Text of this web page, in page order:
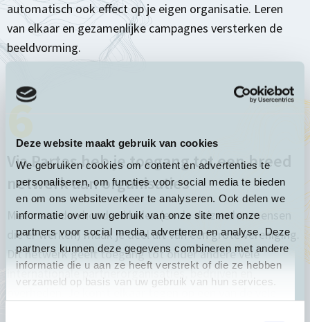
Deze website maakt gebruik van cookies
We gebruiken cookies om content en advertenties te
personaliseren, om functies voor social media te bieden
en om ons websiteverkeer te analyseren. Ook delen we
informatie over uw gebruik van onze site met onze
partners voor social media, adverteren en analyse. Deze
partners kunnen deze gegevens combineren met andere
informatie die u aan ze heeft verstrekt of die ze hebben
verzameld op basis van uw gebruik van hun services.
automatisch ook effect op je eigen organisatie. Leren
van elkaar en gezamenlijke campagnes versterken de
beeldvorming.
6
Via Partos heb je toegang tot een breed
netwerk aan organisaties
Met meer dan honderd leden (en de duizenden mensen
die er werken) maak je deel uit van een grote vereniging.
Dit netwerk geeft toegang tot onder andere vele
internationale partnerorganisaties, bedrijven en
overheden. Je komt elkaar tegen op een van de vele